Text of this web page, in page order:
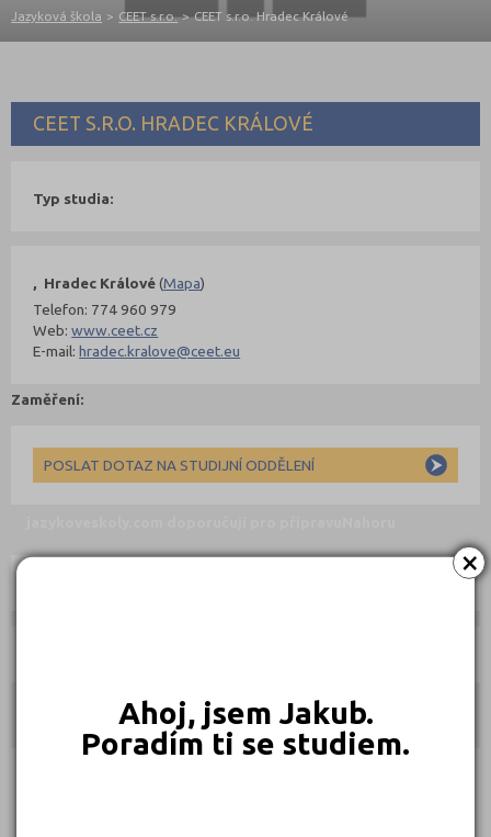
×
Ahoj, jsem Jakub.
Poradím ti se studiem.
Jazyková škola > CEET s.r.o. > CEET s.r.o. Hradec Králové
CEET S.R.O. HRADEC KRÁLOVÉ
, Hradec Králové(Mapa)
Telefon: 774 960 979
Web:www.ceet.cz
E-mail:hradec.kralove@ceet.eu
Zaměření:
Typ studia:
POSLAT DOTAZ NA STUDIJNÍ ODDĚLENÍ